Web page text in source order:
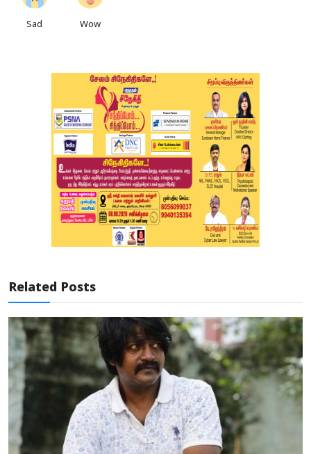
Sad Wow
Related Posts